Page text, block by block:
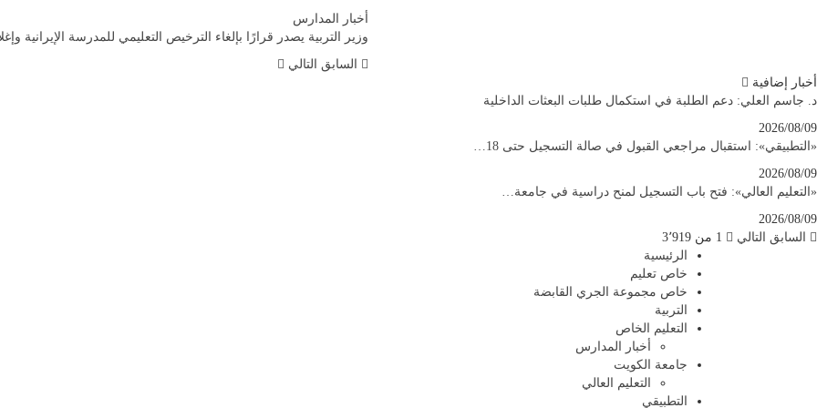
أخبار المدارس
وزير التربية يصدر قرارًا بإلغاء الترخيص التعليمي للمدرسة الإيرانية
السابق التالي
أخبار إضافية
د. جاسم العلي: دعم الطلبة في استكمال طلبات البعثات الداخلية
2026/08/09
«التطبيقي»: استقبال مراجعي القبول في صالة التسجيل حتى 18…
2026/08/09
«التعليم العالي»: فتح باب التسجيل لمنح دراسية في جامعة…
2026/08/09
السابق التالي
1 من 3٬919
الرئيسية
خاص تعليم
خاص مجموعة الجري القابضة
التربية
التعليم الخاص
أخبار المدارس
جامعة الكويت
التعليم العالي
التطبيقي